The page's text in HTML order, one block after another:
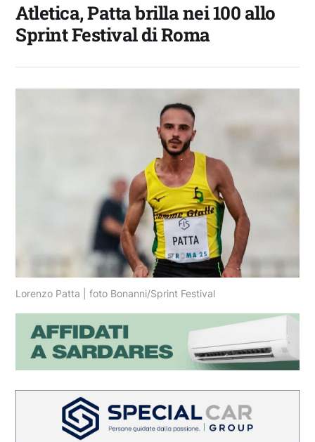
Atletica, Patta brilla nei 100 allo
Sprint Festival di Roma
Lorenzo Patta | foto Bonanni/Sprint Festival